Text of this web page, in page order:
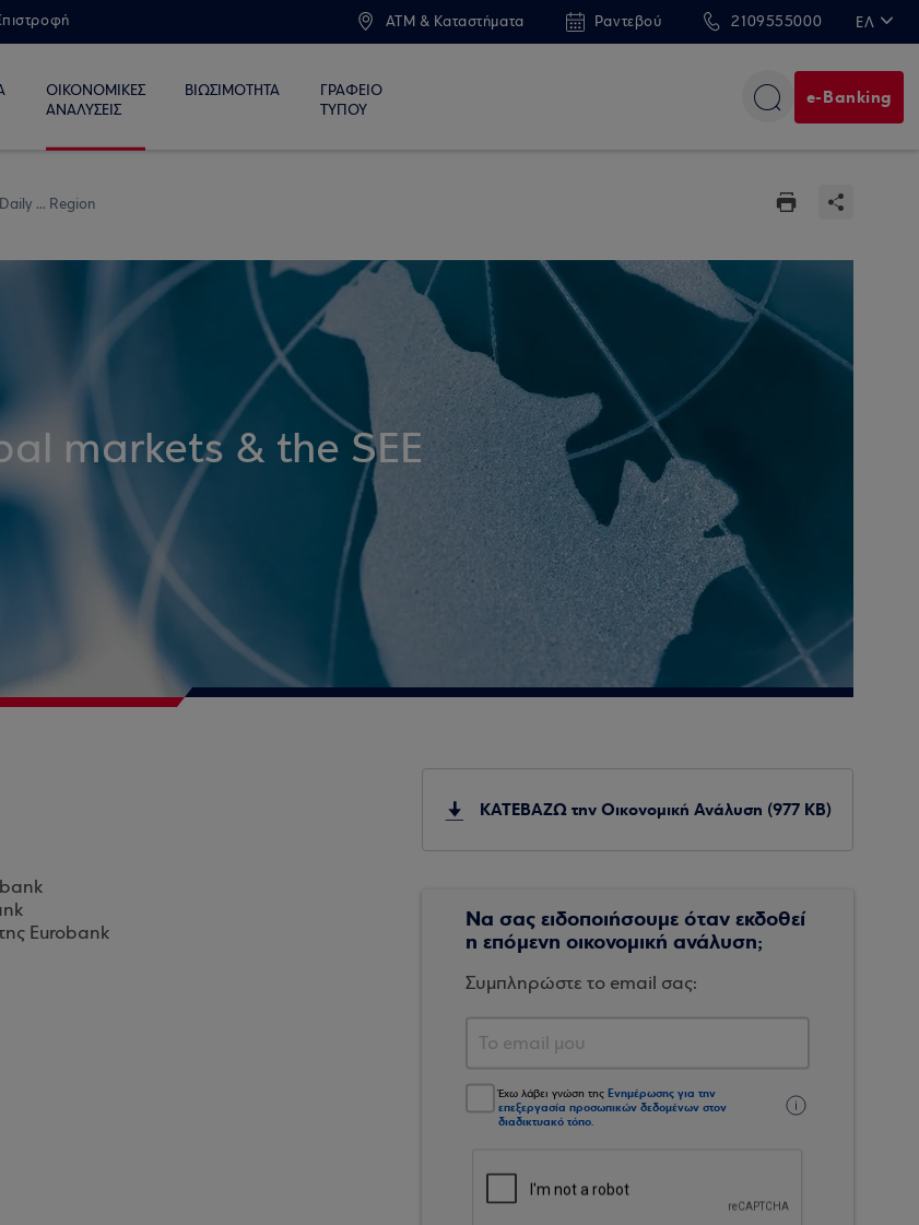
ATM & Καταστήματα Ραντεβού 2109555000 ΕΛ
ΟΙΚΟΝΟΜΙΚΕΣ
ΑΝΑΛΥΣΕΙΣ
ΒΙΩΣΙΜΟΤΗΤΑ
ΓΡΑΦΕΙΟ
ΤΥΠΟΥ
e-Banking
Daily ... Region
markets & the SEE
Eurobank
ΚΑΤΕΒΑΖΩ την Οικονομική Ανάλυση (977 KB)
Να σας ειδοποιήσουμε όταν εκδοθεί
η επόμενη οικονομική ανάλυση;
Συμπληρώστε το email σας:
Έχω λάβει γνώση της Ενημέρωσης για την
επεξεργασία προσωπικών δεδομένων στον
διαδικτυακό τόπο.